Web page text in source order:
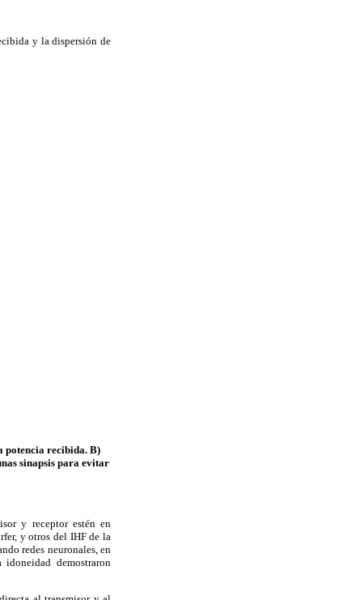
y la dispersión de
potencia recibida. B)
sinapsis para evitar
y receptor estén en
y otros del IHF de la
redes neuronales, en
demostraron